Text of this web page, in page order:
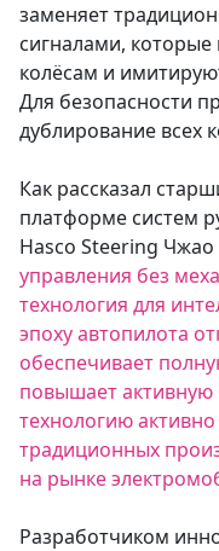
заменяет
сигналами,
колёсам и
Для безопасности
дублирование всех
Как рассказал
платформе систем
Hasco Steering
управления без
технология для
эпоху автопилота
обеспечивает
повышает активную
технологию
традиционных
на рынке
Разработчиком